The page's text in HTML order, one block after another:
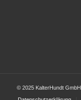
© 2025 KalterHundt GmbH